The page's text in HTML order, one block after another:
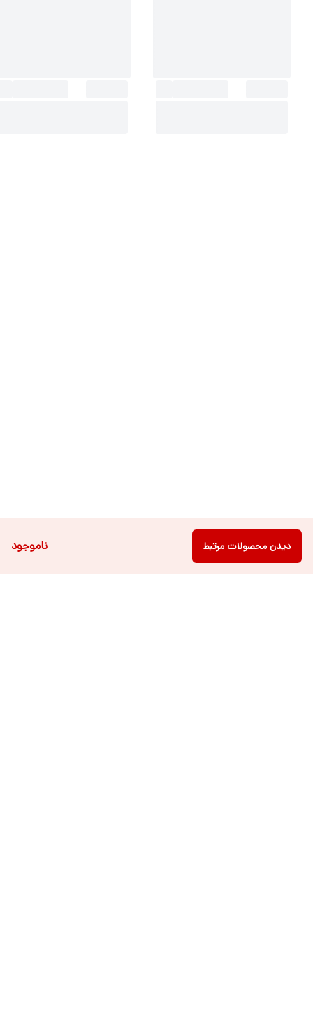
ناموجود دیدن محصولات مرتبط